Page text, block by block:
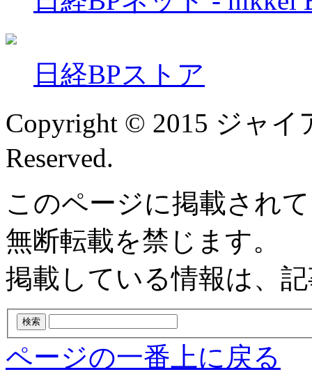
日経BPストア
Copyright © 2015 ジャイ
Reserved.
このページに掲載され
無断転載を禁じます。
掲載している情報は、
ページの一番上に戻る